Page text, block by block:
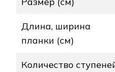
Длина, ширина
планки (см)
Количество